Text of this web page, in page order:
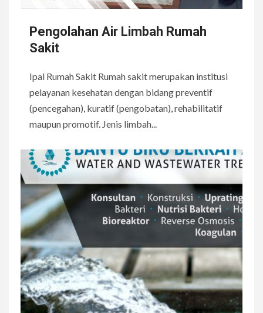
Pengolahan Air Limbah Rumah
Sakit
Ipal Rumah Sakit Rumah sakit merupakan institusi
pelayanan kesehatan dengan bidang preventif
(pencegahan), kuratif (pengobatan), rehabilitatif
maupun promotif. Jenis limbah...